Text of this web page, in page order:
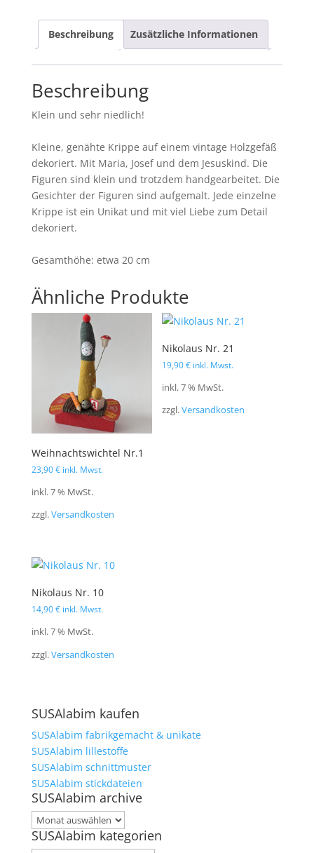
Menge
Beschreibung Zusätzliche Informationen
Beschreibung
Klein und sehr niedlich!
Kleine, genähte Krippe auf einem vintage Holzgefäß
dekoriert. Mit Maria, Josef und dem Jesuskind. Die
Figuren sind klein und trotzdem handgearbeitet. Die
Gesichter der Figuren sind aufgemalt. Jede einzelne
Krippe ist ein Unikat und mit viel Liebe zum Detail
dekoriert.
Gesamthöhe: etwa 20 cm
Ähnliche Produkte
Weihnachtswichtel Nr.1
23,90€ inkl. Mwst.
inkl. 7 % MwSt.
zzgl.Versandkosten
Nikolaus Nr. 21
19,90€ inkl. Mwst.
inkl. 7 % MwSt.
zzgl.Versandkosten
Nikolaus Nr. 10
14,90€ inkl. Mwst.
inkl. 7 % MwSt.
zzgl.Versandkosten
SUSAlabim kaufen
SUSAlabim fabrikgemacht & unikate
SUSAlabim lillestoffe
SUSAlabim schnittmuster
SUSAlabim stickdateien
SUSAlabim archive
SUSAlabim
archive
SUSAlabim kategorien